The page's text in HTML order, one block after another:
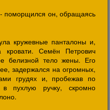
поморщился он, обращаясь
кружевные панталоны и,
кровати. Семён Петрович
белизной тело жены. Его
задержался на огромных,
грудях и, пробежав по
в пухлую ручку, скромно